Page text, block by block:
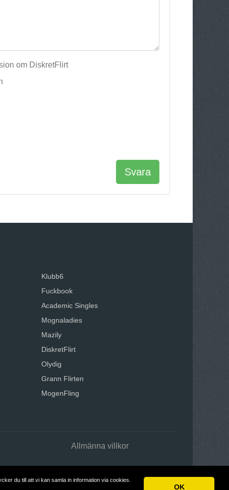
du till att vi kan samla in information via cookies.
OK
om DiskretFlirt
Svara
Klubb6
Fuckbook
Academic Singles
Mognaladies
Mazily
DiskretFlirt
Olydig
Grann Flirten
MogenFling
Allmänna villkor